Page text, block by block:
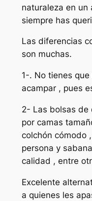
naturaleza en un
siempre has
Las diferencias
son muchas.
1-. No tienes
acampar , pues
2- Las bolsas de
por camas
colchón cómodo
persona y
calidad , entre
Excelente
a quienes les